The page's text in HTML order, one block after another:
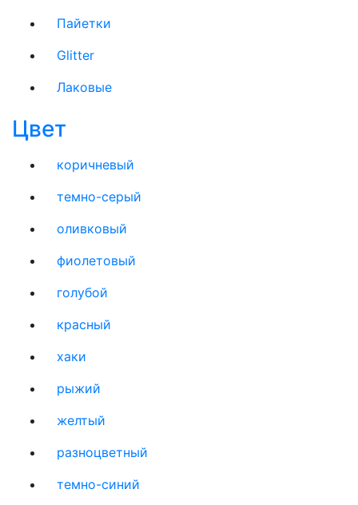
Пайетки
Glitter
Лаковые
Цвет
коричневый
темно-серый
оливковый
фиолетовый
голубой
красный
хаки
рыжий
желтый
разноцветный
темно-синий